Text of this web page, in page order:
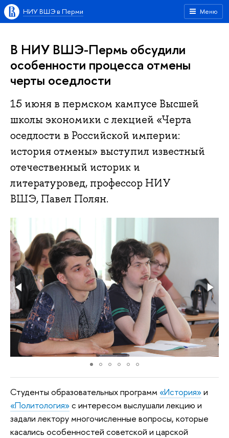
Меню
НИУ ВШЭ в Перми
В НИУ ВШЭ-Пермь обсудили
особенности процесса отмены
черты оседлости
15 июня в пермском кампусе Высшей
школы экономики с лекцией «Черта
оседлости в Российской империи:
история отмены» выступил известный
отечественный историк и
литературовед, профессор НИУ
ВШЭ, Павел Полян.
Студенты образовательных программ «История»и
«Политология»с интересом выслушали лекцию и
задали лектору многочисленные вопросы, которые
касались особенностей советской и царской